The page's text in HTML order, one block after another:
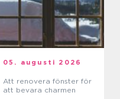
05. augusti 2026
Att renovera fönster för
att bevara charmen